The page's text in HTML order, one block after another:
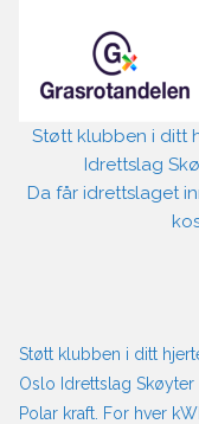
Støtt klubben i ditt
Idrettslag
Da får idrettslaget
Støtt klubben i ditt
Oslo Idrettslag
Polar kraft. For hver